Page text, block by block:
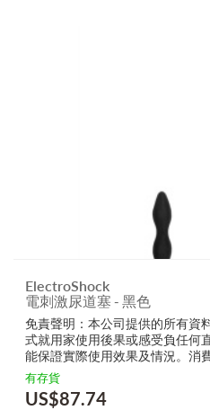
ElectroShock
電刺激尿道塞 - 黑色
免責聲明：本公司提供的所有資
式就用家使用後果或感受負任何
能保證實際使用效果及情況。消
生產商無需要以任何方式為任何
的損毀，受傷或者任何傷害。
有存貨
US$87.74